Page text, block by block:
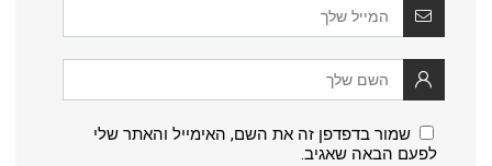
שמור בדפדפן זה את השם, האימייל והאתר שלי
לפעם הבאה שאגיב.